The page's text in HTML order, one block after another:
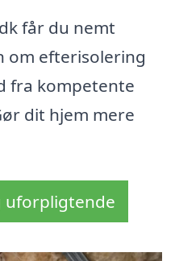
får du nemt
om efterisolering
fra kompetente
dit hjem mere
uforpligtende